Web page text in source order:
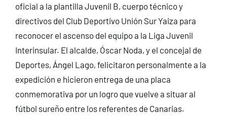
oficial a la plantilla Juvenil B, cuerpo técnico y
directivos del Club Deportivo Unión Sur Yaiza para
reconocer el ascenso del equipo a la Liga Juvenil
Interinsular. El alcalde, Óscar Noda, y el concejal de
Deportes, Ángel Lago, felicitaron personalmente a la
expedición e hicieron entrega de una placa
conmemorativa por un logro que vuelve a situar al
fútbol sureño entre los referentes de Canarias.